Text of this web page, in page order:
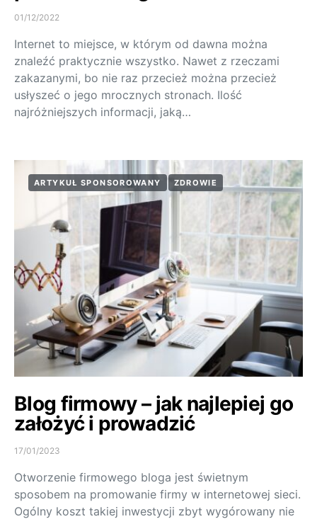
01/12/2022
Internet to miejsce, w którym od dawna można
znaleźć praktycznie wszystko. Nawet z rzeczami
zakazanymi, bo nie raz przecież można przecież
usłyszeć o jego mrocznych stronach. Ilość
najróżniejszych informacji, jaką…
ARTYKUŁ SPONSOROWANY ZDROWIE
Blog firmowy – jak najlepiej go
założyć i prowadzić
17/01/2023
Otworzenie firmowego bloga jest świetnym
sposobem na promowanie firmy w internetowej sieci.
Ogólny koszt takiej inwestycji zbyt wygórowany nie